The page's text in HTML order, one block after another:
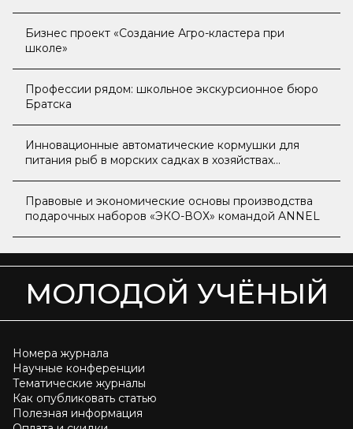
Бизнес проект «Создание Агро-кластера при
школе»
Профессии рядом: школьное экскурсионное бюро
Братска
Инновационные автоматические кормушки для
питания рыб в морских садках в хозяйствах
Правовые и экономические основы производства
подарочных наборов «ЭКО-ВОХ» командой ANNEL
МОЛОДОЙ УЧЁНЫЙ
Номера журнала
Научные конференции
Тематические журналы
Как опубликовать статью
Полезная информация